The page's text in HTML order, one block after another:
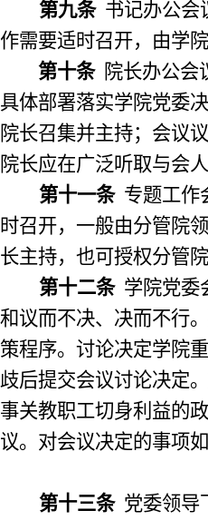
第九条 书记办公会
作需要适时召开，由学
第十条 院长办公会
具体部署落实学院党委
院长召集并主持；会议
院长应在广泛听取与会
第十一条 专题工作
时召开，一般由分管院
长主持，也可授权分管
第十二条 学院党委
和议而不决、决而不行
策程序。讨论决定学院
歧后提交会议讨论决定
事关教职工切身利益的
议。对会议决定的事项
第十三条 党委领导